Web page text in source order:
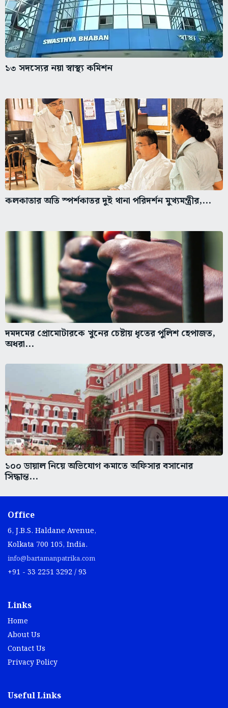
১৩ সদস্যের নয়া স্বাস্থ্য কমিশন
কলকাতার অতি স্পর্শকাতর দুই থানা পরিদর্শন মুখ্যমন্ত্রীর,...
দমদমের প্রোমোটারকে খুনের চেষ্টায় ধৃতের পুলিশ হেপাজত,
অধরা...
১০০ ডায়াল নিয়ে অভিযোগ কমাতে অফিসার বসানোর
সিদ্ধান্ত...
Office
6, J.B.S. Haldane Avenue,
Kolkata 700 105, India.
info@bartamanpatrika.com
+91 - 33 2251 3292 / 93
Links
Home
About Us
Contact Us
Privacy Policy
Useful Links